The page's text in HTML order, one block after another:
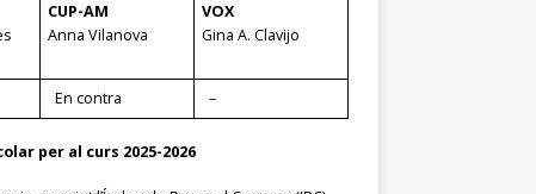
CUP-AM
Anna Vilanova
VOX
Gina A. Clavijo
En contra –
per al curs 2025-2026